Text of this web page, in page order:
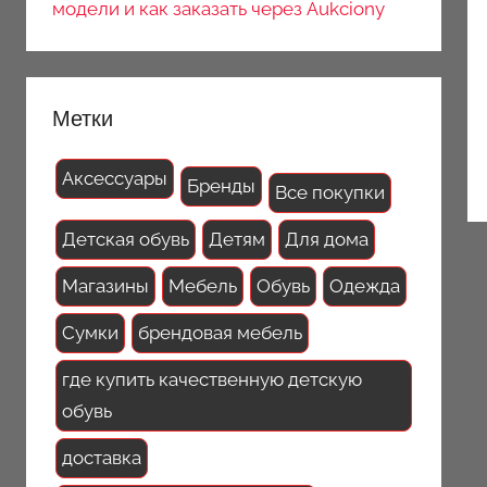
модели и как заказать через Aukciony
Метки
Аксессуары Бренды Все покупки
Детская обувь Детям Для дома
Магазины Мебель Обувь Одежда
Сумки брендовая мебель
где купить качественную детскую
обувь
доставка